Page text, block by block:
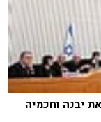
יבנה וחכמיה